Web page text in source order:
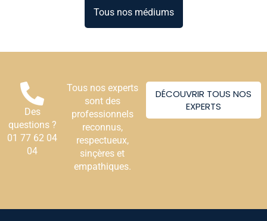
Tous nos médiums
Des
questions ?
01 77 62 04
04
Tous nos experts
sont des
professionnels
reconnus,
respectueux,
sinçères et
empathiques.
DÉCOUVRIR TOUS NOS
EXPERTS